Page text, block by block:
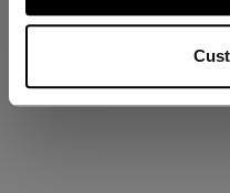
RETOUR À LA PAGE